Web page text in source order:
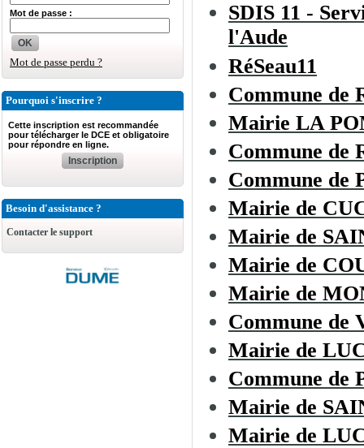
Mot de passe :
OK
Mot de passe perdu ?
Pourquoi s'inscrire ?
Cette inscription est recommandée
pour télécharger le DCE et obligatoire
pour répondre en ligne.
Inscription
Besoin d'assistance ?
Contacter le support
SDIS 11 -
l'Aude
RéSeau11
Commune de
Mairie LA
Commune de
Commune de
Mairie de
Mairie de
Mairie de
Mairie de
Commune
Mairie de
Commune de
Mairie de
Mairie de